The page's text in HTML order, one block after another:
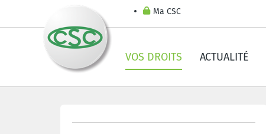
Ma CSC
VOS DROITS ACTUALITÉ